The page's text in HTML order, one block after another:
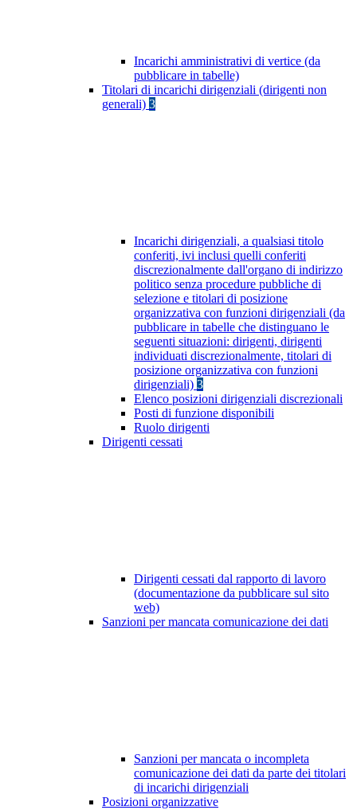
Incarichi amministrativi di vertice (da
pubblicare in tabelle)
Titolari di incarichi dirigenziali (dirigenti non
generali) 3
Incarichi dirigenziali, a qualsiasi titolo
conferiti, ivi inclusi quelli conferiti
discrezionalmente dall'organo di indirizzo
politico senza procedure pubbliche di
selezione e titolari di posizione
organizzativa con funzioni dirigenziali (da
pubblicare in tabelle che distinguano le
seguenti situazioni: dirigenti, dirigenti
individuati discrezionalmente, titolari di
posizione organizzativa con funzioni
dirigenziali) 3
Elenco posizioni dirigenziali discrezionali
Posti di funzione disponibili
Ruolo dirigenti
Dirigenti cessati
Dirigenti cessati dal rapporto di lavoro
(documentazione da pubblicare sul sito
web)
Sanzioni per mancata comunicazione dei dati
Sanzioni per mancata o incompleta
comunicazione dei dati da parte dei titolari
di incarichi dirigenziali
Posizioni organizzative